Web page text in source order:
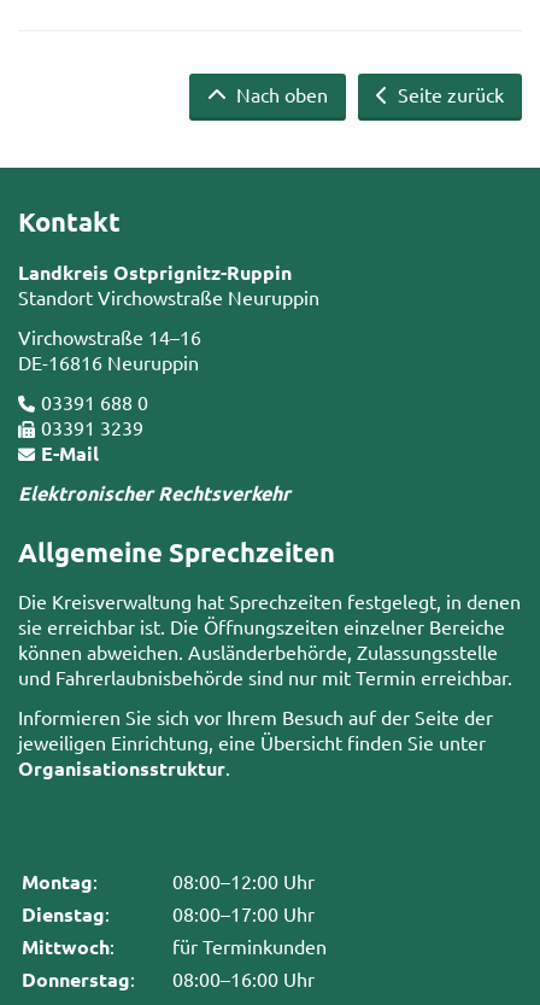
Seite zurück
Nach oben
Kontakt
Landkreis Ostprignitz-Ruppin
Standort Virchowstraße Neuruppin
Virchowstraße 14–16
DE-16816 Neuruppin
03391 688 0
03391 3239
E-Mail
Elektronischer Rechtsverkehr
Allgemeine Sprechzeiten
Die Kreisverwaltung hat Sprechzeiten festgelegt, in denen
sie erreichbar ist. Die Öffnungszeiten einzelner Bereiche
können abweichen. Ausländerbehörde, Zulassungsstelle
und Fahrerlaubnisbehörde sind nur mit Termin erreichbar.
Informieren Sie sich vor Ihrem Besuch auf der Seite der
jeweiligen Einrichtung, eine Übersicht finden Sie unter
Organisationsstruktur.
Montag: 08:00–12:00 Uhr
Dienstag: 08:00–17:00 Uhr
Mittwoch: für Terminkunden
Donnerstag: 08:00–16:00 Uhr